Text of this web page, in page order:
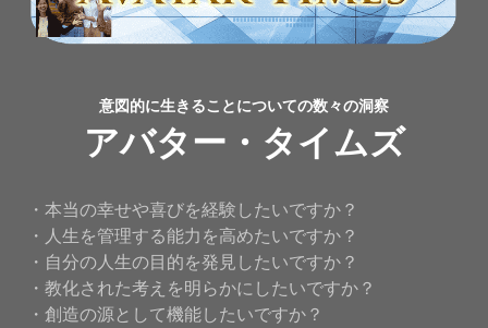
意図的に生きることについての数々の洞察
アバター・タイムズ
・本当の幸せや喜びを経験したいですか？
・人生を管理する能力を高めたいですか？
・自分の人生の目的を発見したいですか？
・教化された考えを明らかにしたいですか？
・創造の源として機能したいですか？